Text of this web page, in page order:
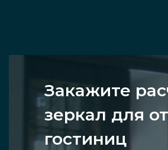
Закажите
зеркал для
гостиниц